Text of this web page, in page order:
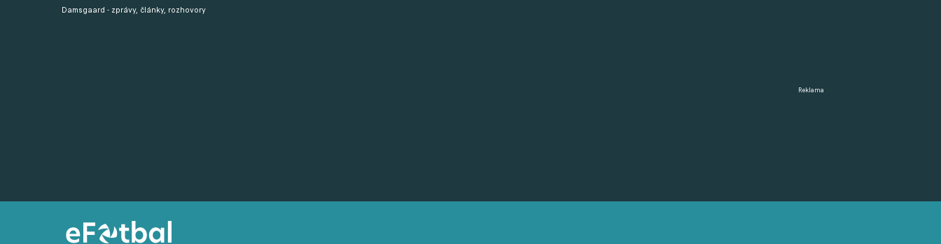
Reklama
Damsgaard - zprávy, články, rozhovory